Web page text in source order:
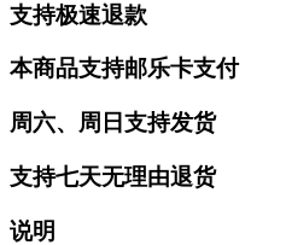
支持极速退款
本商品支持邮乐卡支付
周六、周日支持发货
支持七天无理由退货
说明